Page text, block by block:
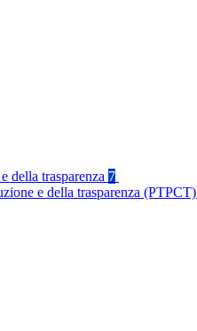
della trasparenza 7
e della trasparenza (PTPCT)